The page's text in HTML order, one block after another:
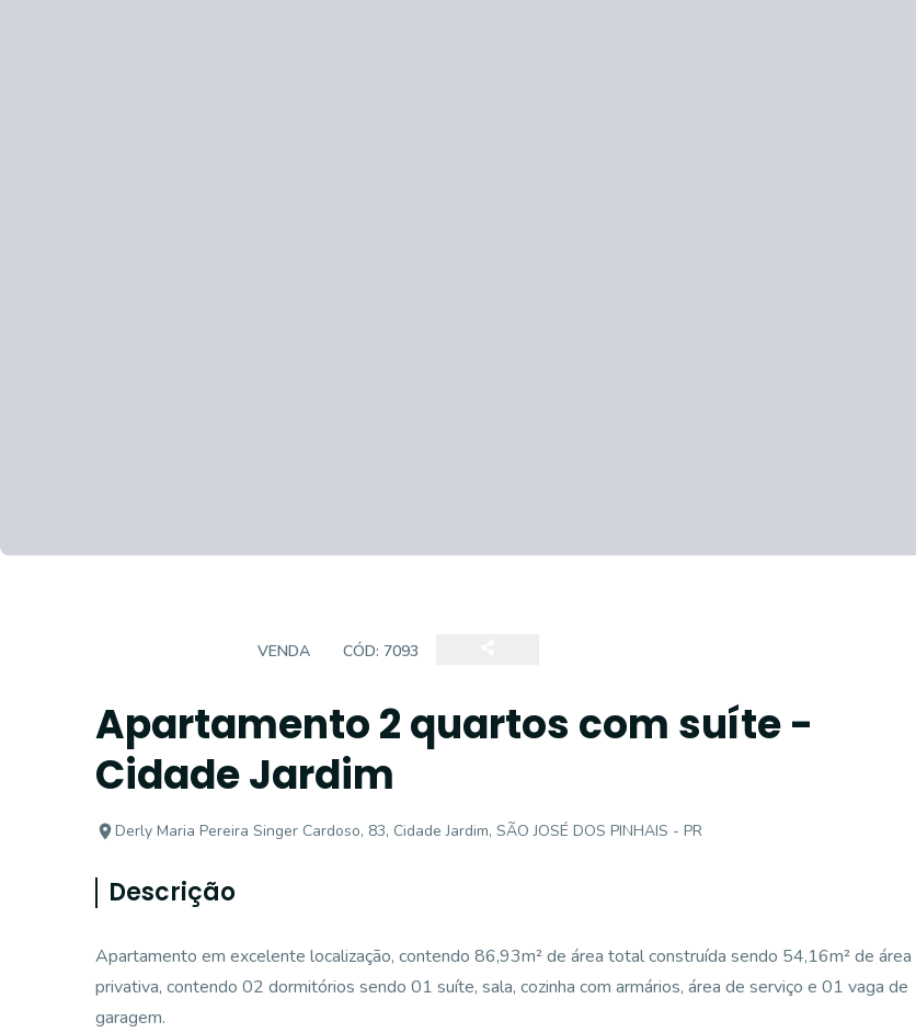
VENDA CÓD: 7093
Apartamento 2 quartos com suíte -
Cidade Jardim
Derly Maria Pereira Singer Cardoso, 83, Cidade Jardim, SÃO JOSÉ DOS PINHAIS - PR
Descrição
Apartamento em excelente localização, contendo 86,93m² de área total construída sendo 54,16m² de área
privativa, contendo 02 dormitórios sendo 01 suíte, sala, cozinha com armários, área de serviço e 01 vaga de
garagem.